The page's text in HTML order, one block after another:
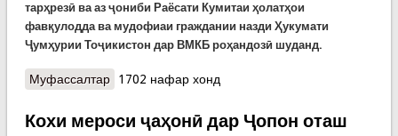
тарҳрезӣ ва аз ҷониби Раёсати Кумитаи ҳолатҳои
фавқулодда ва мудофиаи граждании назди Ҳукумати
Ҷумҳурии Тоҷикистон дар ВМКБ роҳандозӣ шуданд.
Муфассалтаро Дар ВМКБ ҳолате тамрин шуд, ки маъмулан
1702 нафар хонд
Кохи мероси ҷаҳонӣ дар Ҷопон оташ